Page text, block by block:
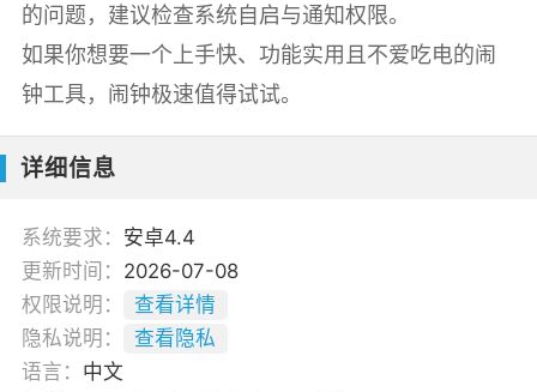
的问题，建议检查系统自启与通知权限。
如果你想要一个上手快、功能实用且不爱吃电的闹
钟工具，闹钟极速值得试试。
详细信息
系统要求： 安卓4.4
更新时间： 2026-07-08
权限说明：
查看详情
隐私说明：
查看隐私
语言： 中文